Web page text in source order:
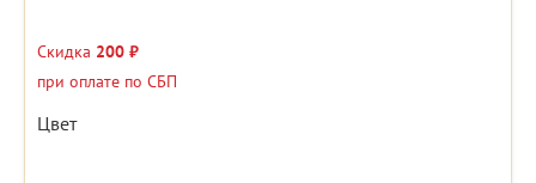
Скидка 200 ₽
при оплате по СБП
Цвет